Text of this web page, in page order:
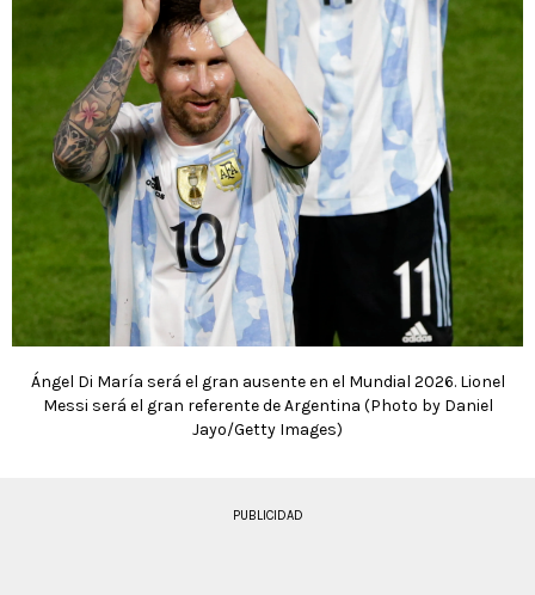
Ángel Di María será el gran ausente en el Mundial 2026. Lionel
Messi será el gran referente de Argentina (Photo by Daniel
Jayo/Getty Images)
PUBLICIDAD